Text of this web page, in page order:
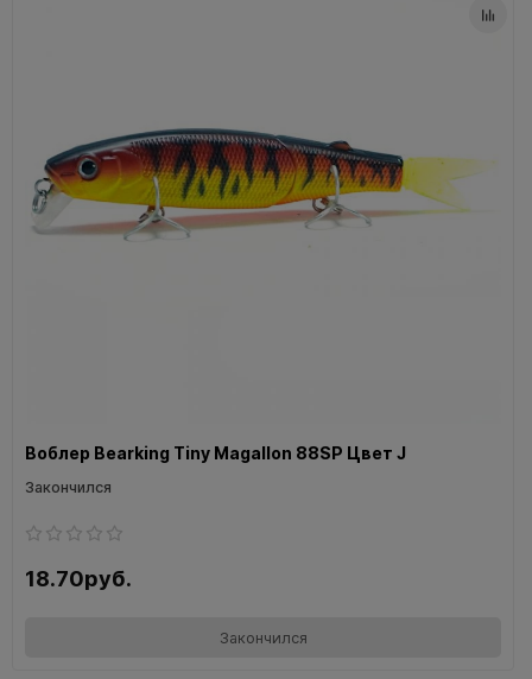
Воблер Bearking Tiny Magallon 88SP Цвет J
Закончился
18.70руб.
Закончился